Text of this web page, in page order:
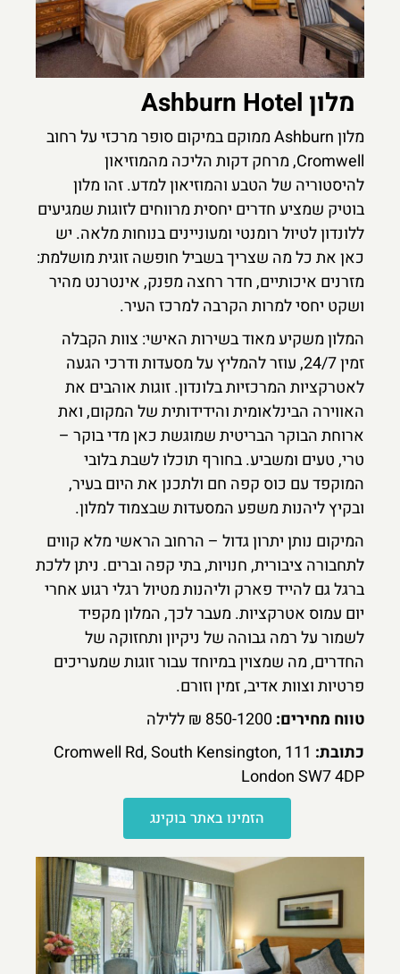
מלון Ashburn Hotel
מלון Ashburn ממוקם במיקום סופר מרכזי על רחוב
Cromwell, מרחק דקות הליכה מהמוזיאון
להיסטוריה של הטבע והמוזיאון למדע. זהו מלון
בוטיק שמציע חדרים יחסית מרווחים לזוגות שמגיעים
ללונדון לטיול רומנטי ומעוניינים בנוחות מלאה. יש
כאן את כל מה שצריך בשביל חופשה זוגית מושלמת:
מזרנים איכותיים, חדר רחצה מפנק, אינטרנט מהיר
ושקט יחסי למרות הקרבה למרכז העיר.
המלון משקיע מאוד בשירות האישי: צוות הקבלה
זמין 24/7, עוזר להמליץ על מסעדות ודרכי הגעה
לאטרקציות המרכזיות בלונדון. זוגות אוהבים את
האווירה הבינלאומית והידידותית של המקום, ואת
ארוחת הבוקר הבריטית שמוגשת כאן מדי בוקר –
טרי, טעים ומשביע. בחורף תוכלו לשבת בלובי
המוקפד עם כוס קפה חם ולתכנן את היום בעיר,
ובקיץ ליהנות משפע המסעדות שבצמוד למלון.
המיקום נותן יתרון גדול – הרחוב הראשי מלא קווים
לתחבורה ציבורית, חנויות, בתי קפה וברים. ניתן ללכת
ברגל גם להייד פארק וליהנות מטיול רגלי רגוע אחרי
יום עמוס אטרקציות. מעבר לכך, המלון מקפיד
לשמור על רמה גבוהה של ניקיון ותחזוקה של
החדרים, מה שמצוין במיוחד עבור זוגות שמעריכים
פרטיות וצוות אדיב, זמין וזורם.
טווח מחירים:
כתובת:
111 Cromwell Rd, South Kensington,
London SW7 4DP
הזמינו באתר בוקינג